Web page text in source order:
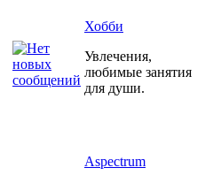
Хобби
Увлечения,
любимые занятия
для души.
Aspectrum